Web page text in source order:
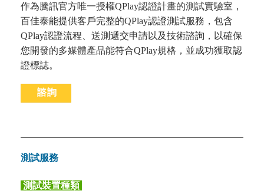
作為騰訊官方唯一授權QPlay認證計畫的測試實驗室，
百佳泰能提供客戶完整的QPlay認證測試服務，包含
QPlay認證流程、送測遞交申請以及技術諮詢，以確保
您開發的多媒體產品能符合QPlay規格，並成功獲取認
證標誌。
諮詢
測試服務
測試裝置種類